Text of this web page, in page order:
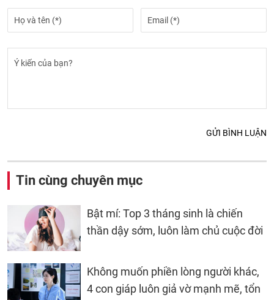
GỬI BÌNH LUẬN
Tin cùng chuyên mục
Bật mí: Top 3 tháng sinh là chiến
thần dậy sớm, luôn làm chủ cuộc đời
Không muốn phiền lòng người khác,
4 con giáp luôn giả vờ mạnh mẽ, tổn